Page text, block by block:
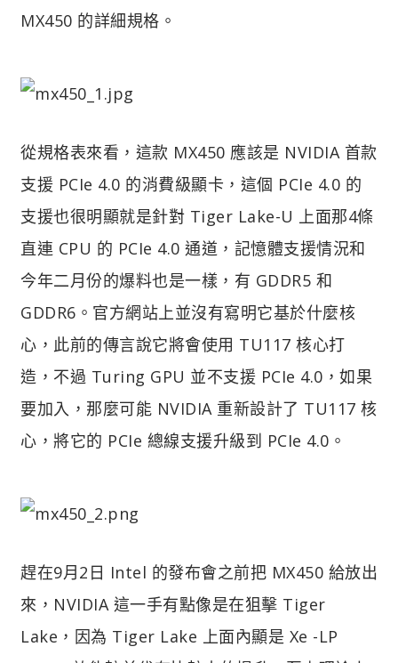
MX450 的詳細規格。
從規格表來看，這款 MX450 應該是 NVIDIA 首款
支援 PCIe 4.0 的消費級顯卡，這個 PCIe 4.0 的
支援也很明顯就是針對 Tiger Lake-U 上面那4條
直連 CPU 的 PCIe 4.0 通道，記憶體支援情況和
今年二月份的爆料也是一樣，有 GDDR5 和
GDDR6。官方網站上並沒有寫明它基於什麼核
心，此前的傳言說它將會使用 TU117 核心打
造，不過 Turing GPU 並不支援 PCIe 4.0，如果
要加入，那麼可能 NVIDIA 重新設計了 TU117 核
心，將它的 PCIe 總線支援升級到 PCIe 4.0。
趕在9月2日 Intel 的發布會之前把 MX450 給放出
來，NVIDIA 這一手有點像是在狙擊 Tiger
Lake，因為 Tiger Lake 上面內顯是 Xe -LP